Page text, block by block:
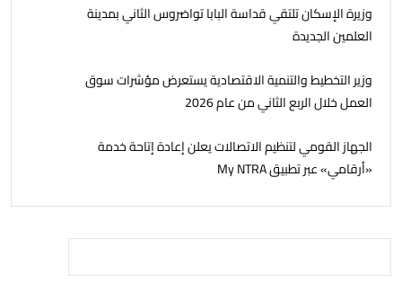
وزيرة الإسكان تلتقي قداسة البابا تواضروس الثاني بمدينة
العلمين الجديدة
وزير التخطيط والتنمية الاقتصادية يستعرض مؤشرات سوق
العمل خلال الربع الثاني من عام 2026
الجهاز القومي لتنظيم الاتصالات يعلن إعادة إتاحة خدمة
«أرقامي» عبر تطبيق My NTRA